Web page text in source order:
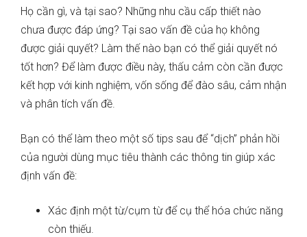
Họ cần gì, và tại sao? Những nhu cầu cấp thiết nào
chưa được đáp ứng? Tại sao vấn đề của họ không
được giải quyết? Làm thế nào bạn có thể giải quyết nó
tốt hơn? Để làm được điều này, thấu cảm còn cần được
kết hợp với kinh nghiệm, vốn sống để đào sâu, cảm nhận
và phân tích vấn đề.
Bạn có thể làm theo một số tips sau để “dịch” phản hồi
của người dùng mục tiêu thành các thông tin giúp xác
định vấn đề:
Xác định một từ/cụm từ để cụ thể hóa chức năng
còn thiếu.